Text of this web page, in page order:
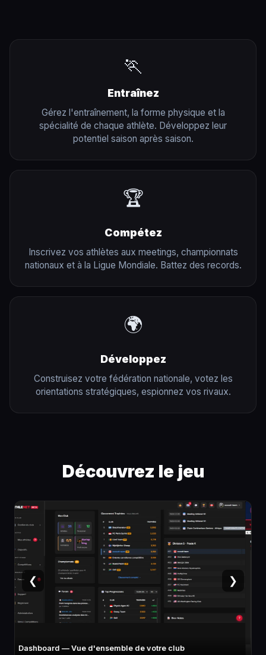
🏃
Entraînez
Gérez l'entraînement, la forme physique et la
spécialité de chaque athlète. Développez leur
potentiel saison après saison.
🏆
Compétez
Inscrivez vos athlètes aux meetings, championnats
nationaux et à la Ligue Mondiale. Battez des records.
🌍
Développez
Construisez votre fédération nationale, votez les
orientations stratégiques, espionnez vos rivaux.
Découvrez le jeu
❮
Fiche athlète — Stats, spécialité, potentiel
❯